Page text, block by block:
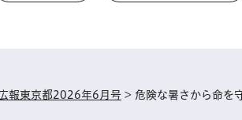
報東京都2026年6月号 > 危険な暑さから命を